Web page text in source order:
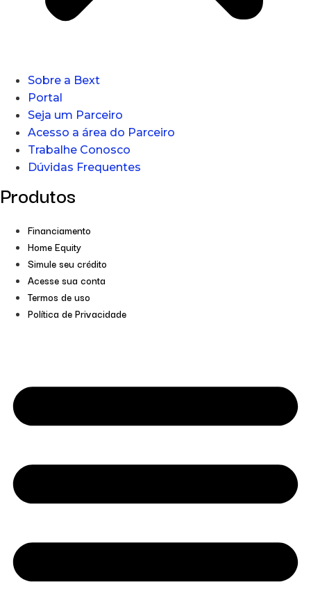
Sobre a Bext
Portal
Seja um Parceiro
Acesso a área do Parceiro
Trabalhe Conosco
Dúvidas Frequentes
Produtos
Financiamento
Home Equity
Simule seu crédito
Acesse sua conta
Termos de uso
Política de Privacidade